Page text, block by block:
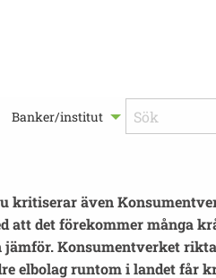
Banker/institut
kritiserar även
att det förekommer många
jämför. Konsumentverket
elbolag runtom i landet får